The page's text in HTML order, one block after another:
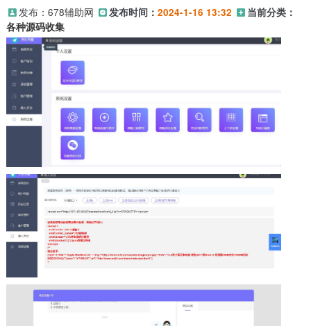
发布： 678辅助网 发布时间： 2024-1-16 13:32
当前分类：
各种源码收集